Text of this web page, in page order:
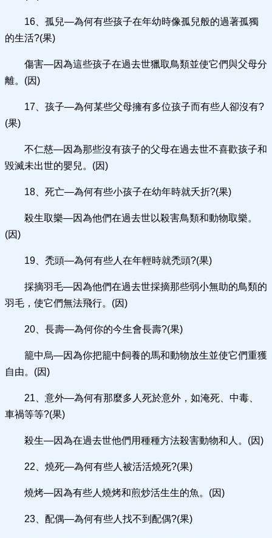
16、孤兒—為何有些孩子在年幼時像孤兒般的過著孤獨
的生活?(果)
傷害—因為這些孩子在過去世獵取鳥類並使它們與父母分
離。(因)
17、孩子—為何某些父母擁有多位孩子而有些人卻沒有?
(果)
不仁慈—因為那些沒有孩子的父母在過去世不喜歡孩子和
毀滅未出世的嬰兒。(因)
18、死亡—為何有些小孩子在幼年時就夭折?(果)
殺生取樂—因為他們在過去世以殺害鳥類和動物取樂。
(因)
19、禿頭—為何有些人在年輕時就禿頭?(果)
採摘羽毛—因為他們在過去世採摘那些弱小無助的鳥類的
羽毛，使它們無法飛行。(因)
20、長壽—為何你的今生會長壽?(果)
籠中烏—因為你把籠中飼養的馬和動物放生並使它們重獲
自由。(因)
21、意外—為何有那麼多人死於意外，如淹死、中毒、
車禍等等?(果)
殺生—因為在過去世他們用種種方法殺害動物和人。(因)
22、燒死—為何有些人被活活燒死?(果)
燒烤—因為有些人燒烤和煎炒活生生的魚。(因)
23、配偶—為何有些人找不到配偶?(果)